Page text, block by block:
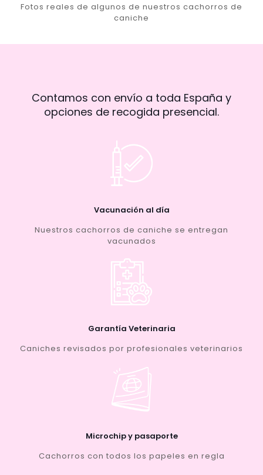
Fotos reales de algunos de nuestros cachorros de
caniche
Contamos con envío a toda España y
opciones de recogida presencial.
Vacunación al día
Nuestros cachorros de caniche se entregan
vacunados
Garantía Veterinaria
Caniches revisados por profesionales veterinarios
Microchip y pasaporte
Cachorros con todos los papeles en regla